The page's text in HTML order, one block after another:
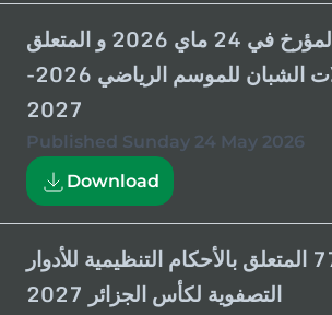
المنشور 78 المؤرخ في 24 ماي 2026 و المتعلق
بتنظيم بطولات الشبان للموسم الرياضي 2026-
2027
Published Sunday 24 May 2026
Download
المنشور 77 المتعلق بالأحكام التنظيمية للأدوار
التصفوية لكأس الجزائر 2027